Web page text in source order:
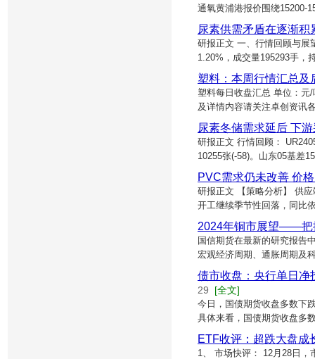
通氧黄浦港报价围绕15200-
尿素供需矛盾在逐渐
研报正文 一、行情回顾与展
1.20%，成交量195293手，
塑料：本周行情汇总及
塑料每日收盘汇总 单位：元
及详情内容请关注卓创资讯
尿素冬储需求延后 下
研报正文 行情回顾：
10255张(-58)。山东05基差
PVC需求仍未改善 价
研报正文 【策略分析】 供
开工继续季节性回落，同比
2024年铜市展望——把
国信期货在最新的研究报告
宏观经济周期、通胀周期及
债市收盘：央行单日净
29 [全文]
今日，国债期货收盘多数下
具体来看，国债期货收盘多
ETF收评：超跌大盘成
1、 市场快评： 12月28日